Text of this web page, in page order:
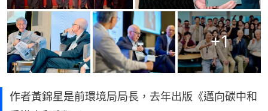
+1
作者黃錦星是前環境局局長，去年出版《邁向碳中和